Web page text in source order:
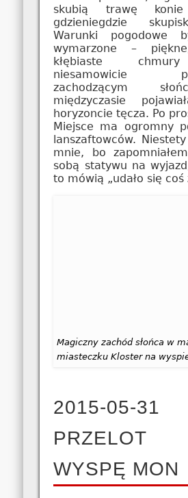
skubią trawę
gdzieniegdzie
Warunki pogodowe
wymarzone –
kłębiaste
niesamowicie
zachodzącym
międzyczasie
horyzoncie tęcza. Po
Miejsce ma ogromny
lanszaftowców.
mnie, bo
sobą statywu na
to mówią „udało się coś
Magiczny zachód słońca w
miasteczku Kloster na
2015-05-31
WYSPĘ MON